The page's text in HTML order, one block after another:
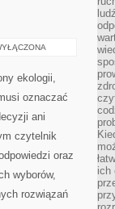
ekologii,
oznaczać
ani
czytelnik
oraz
wyborów,
rozwiązań
ich